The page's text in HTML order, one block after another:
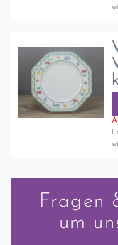
Fragen
um